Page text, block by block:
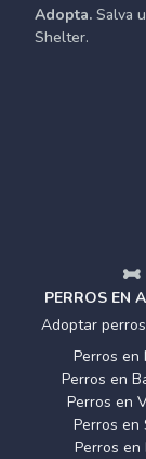
Adopta. Salva
Shelter.
PERROS EN
Adoptar
Perros en
Perros en
Perros en
Perros en
Perros en